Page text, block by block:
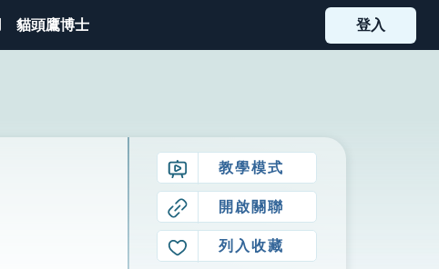
貓頭鷹博士 登入
教學模式
開啟關聯
列入收藏